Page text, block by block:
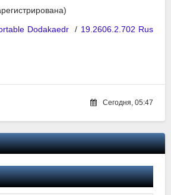
Dodakaedr/ 19.2606.2.702 Rus
Сегодня, 05:47